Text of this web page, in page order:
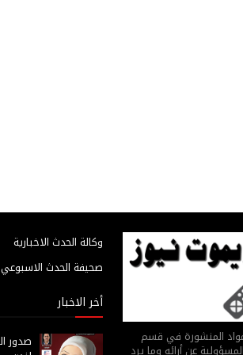
المنشورة في قسم
عن أرائه وما يرد
وكالة الحدث الاخبارية
صحيفة الحدث الاسبوعي
أخر الاخبار